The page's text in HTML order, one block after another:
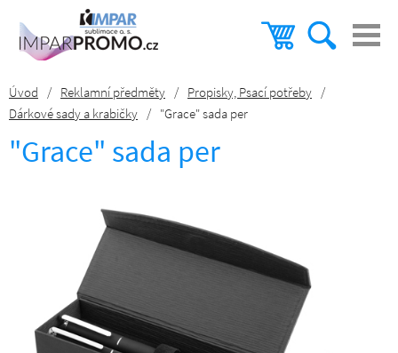
Úvod / Reklamní předměty / Propisky, Psací potřeby /
Dárkové sady a krabičky / "Grace" sada per
"Grace" sada per